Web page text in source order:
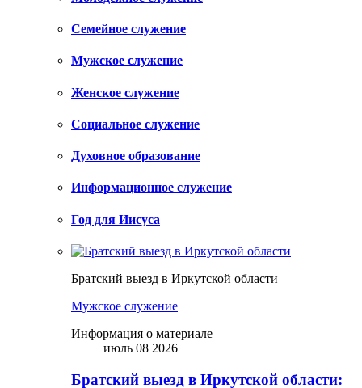
Семейное служение
Мужское служение
Женское служение
Социальное служение
Духовное образование
Информационное служение
Год для Иисуса
Братский выезд в Иркутской области
Мужское служение
Информация о материале
июль 08 2026
Братский выезд в Иркутской области: